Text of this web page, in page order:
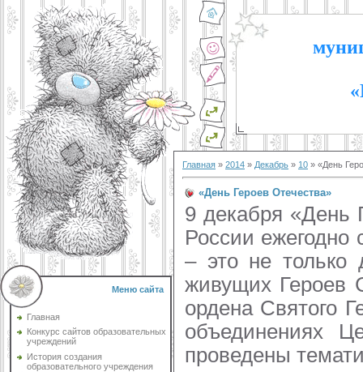
Меню сайта
Главная
Конкурс сайтов образовательных
учреждений
История создания
образовательного учреждения
Главная » 2014 » Декабрь » 10 » «День
«День Героев Отечества»
9 декабря «День
России ежегодно
– это не только
живущих Героев
ордена Святого
объединениях
проведены